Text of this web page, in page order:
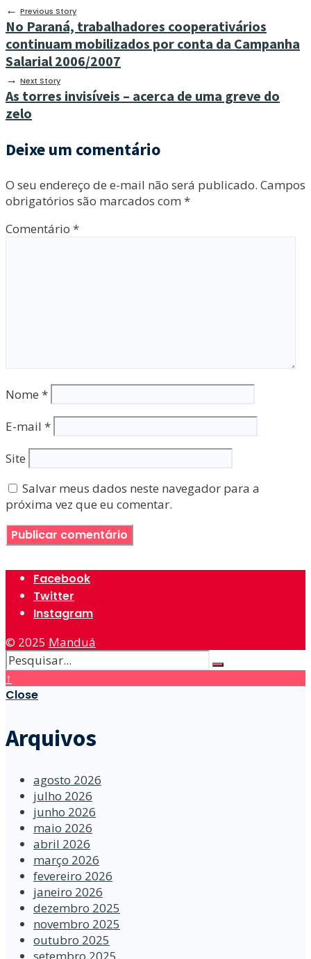
← Previous Story
No Paraná, trabalhadores cooperativários
continuam mobilizados por conta da Campanha
Salarial 2006/2007
→ Next Story
As torres invisíveis – acerca de uma greve do
zelo
Deixe um comentário
O seu endereço de e-mail não será publicado. Campos
obrigatórios são marcados com *
Comentário *
Nome *
E-mail *
Site
Salvar meus dados neste navegador para a
próxima vez que eu comentar.
Facebook
Twitter
Instagram
© 2025 Manduá
↑
Close
Arquivos
agosto 2026
julho 2026
junho 2026
maio 2026
abril 2026
março 2026
fevereiro 2026
janeiro 2026
dezembro 2025
novembro 2025
outubro 2025